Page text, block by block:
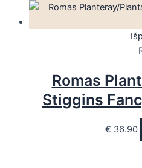
Romas
Stiggins
€ 36.90